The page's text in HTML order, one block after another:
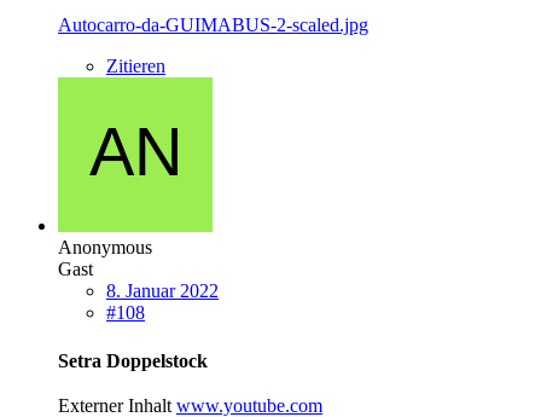
Autocarro-da-GUIMABUS-2-scaled.jpg
Zitieren
Anonymous
Gast
8. Januar 2022
#108
Setra Doppelstock
Externer Inhalt www.youtube.com